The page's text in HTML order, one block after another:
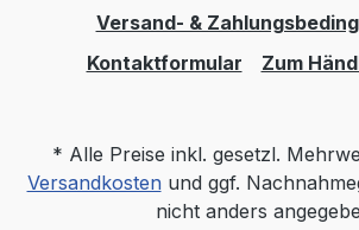
Versand- &
Kontaktformular
Zum
* Alle Preise inkl. gesetzl.
Versandkostenund ggf.
nicht anders